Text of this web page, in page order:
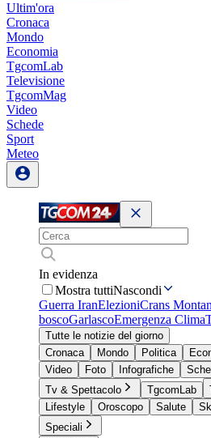
Ultim'ora
Cronaca
Mondo
Economia
TgcomLab
Televisione
TgcomMag
Video
Schede
Sport
Meteo
In evidenza
Mostra tuttiNascondi
Guerra IranElezioniCrans
boscoGarlascoEmergenza Clima
Tutte le notizie del giorno
Cronaca
Mondo Politica
Video
Foto Infografiche
Tv & Spettacolo
TgcomLab
Lifestyle
Oroscopo Salute
Speciali